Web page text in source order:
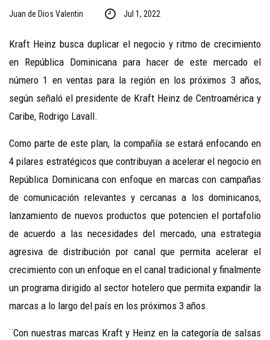
Juan de Dios Valentin Jul 1, 2022
Kraft Heinz busca duplicar el negocio y ritmo de crecimiento
en República Dominicana para hacer de este mercado el
número 1 en ventas para la región en los próximos 3 años,
según señaló el presidente de Kraft Heinz de Centroamérica y
Caribe, Rodrigo Lavall.
Como parte de este plan, la compañía se estará enfocando en
4 pilares estratégicos que contribuyan a acelerar el negocio en
República Dominicana con enfoque en marcas con campañas
de comunicación relevantes y cercanas a los dominicanos,
lanzamiento de nuevos productos que potencien el portafolio
de acuerdo a las necesidades del mercado, una estrategia
agresiva de distribución por canal que permita acelerar el
crecimiento con un enfoque en el canal tradicional y finalmente
un programa dirigido al sector hotelero que permita expandir la
marcas a lo largo del país en los próximos 3 años.
¨Con nuestras marcas Kraft y Heinz en la categoría de salsas